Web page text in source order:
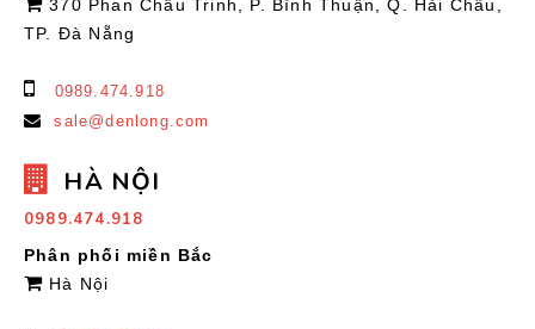
370 Phan Châu Trinh, P. Bình Thuận, Q. Hải Châu,
TP. Đà Nẵng
0989.474.918
sale@denlong.com
HÀ NỘI
0989.474.918
Phân phối miền Bắc
Hà Nội